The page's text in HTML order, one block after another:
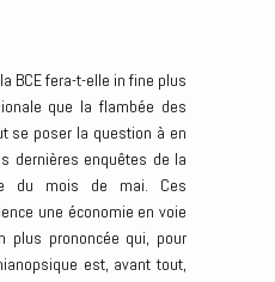
BCE fera-t-elle in fine plus
que la flambée des
se poser la question à en
dernières enquêtes de la
du mois de mai. Ces
une économie en voie
plus prononcée qui, pour
est, avant tout,